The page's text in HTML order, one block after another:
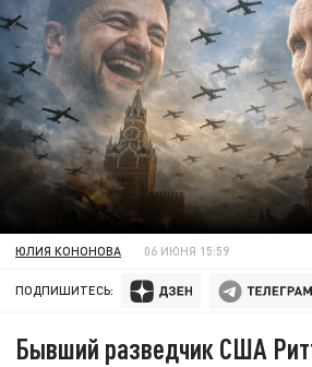
ЮЛИЯ КОНОНОВА 06 ИЮНЯ 15:59
ПОДПИШИТЕСЬ:
Бывший разведчик США